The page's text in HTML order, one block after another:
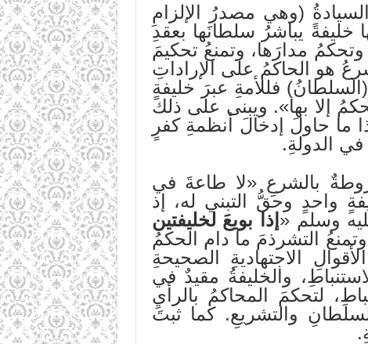
(وهي مصدرُ الإلزامِ
خليفةً يباشرُ سلطانَها بعقدِ
مدارَها، وتمنعُ تحكيمَ
هو الحاكمُ على الإراداتِ
فللأمةِ عبرَ خليفةٍ
إلا بها». ويبنى على ذلك
ما حاولَ إدخالَ أنظمةِ كفرٍ
الدولةِ.
بالشرعِ «لا طاعةَ في
واحدٍ وحقُّ التبني له، إذ
وسلم « إذا بويعَ لخليفتين
التشرذمَ ما دام الحكمُ
الاجتهاديةِ الصحيحةِ
والخليفةُ مقيدٌ في
لتحكمَ المحاكمُ بالرأيِ
والتشريعِ. كما ثبتَ